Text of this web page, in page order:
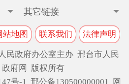
其它链接
站地图 联系我们 法律声明
民政府办公室主办 邢台市人民
政府网 版权所有
号-1 邢公备130500000001 网